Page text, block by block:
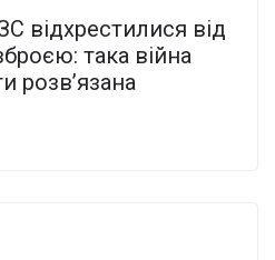
відхрестилися від
така війна
розв’язана